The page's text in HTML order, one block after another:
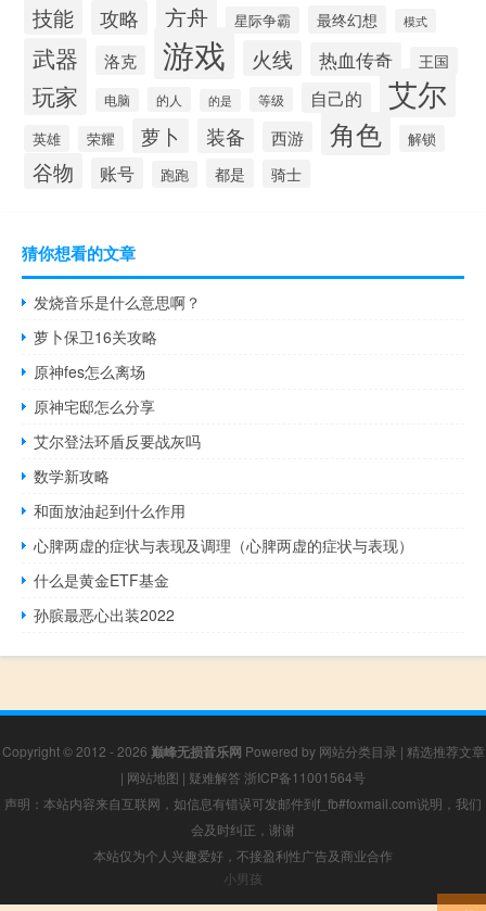
技能 攻略 方舟 星际争霸 最终幻想 模式
武器 洛克 游戏 火线 热血传奇 王国
玩家 电脑 的人 的是 等级 自己的 艾尔
英雄 荣耀 萝卜 装备 西游 角色 解锁
谷物 账号 跑跑 都是 骑士
猜你想看的文章
发烧音乐是什么意思啊？
萝卜保卫16关攻略
原神fes怎么离场
原神宅邸怎么分享
艾尔登法环盾反要战灰吗
数学新攻略
和面放油起到什么作用
心脾两虚的症状与表现及调理（心脾两虚的症状与表现）
什么是黄金ETF基金
孙膑最恶心出装2022
Copyright © 2012 - 2026 巅峰无损音乐网 Powered by 网站分类目录 | 精选推荐文章
| 网站地图 | 疑难解答 浙ICP备11001564号
声明：本站内容来自互联网，如信息有错误可发邮件到f_fb#foxmail.com说明，我们
会及时纠正，谢谢
本站仅为个人兴趣爱好，不接盈利性广告及商业合作
小男孩